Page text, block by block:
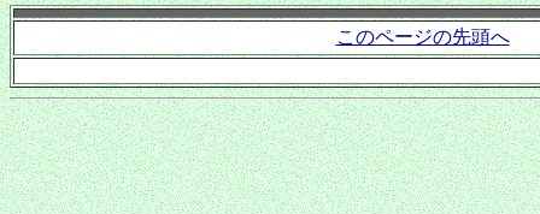
このページの先頭へ